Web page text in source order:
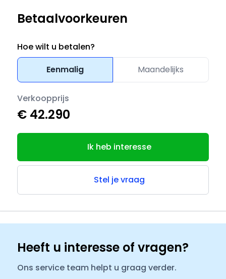
Betaalvoorkeuren
Hoe wilt u betalen?
Eenmalig
Maandelijks
Verkoopprijs
€ 42.290
Ik heb interesse
Stel je vraag
Heeft u interesse of vragen?
Ons service team helpt u graag verder.